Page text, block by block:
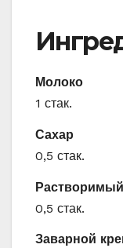
Молоко
1 стак.
Сахар
0,5 стак.
0,5 стак.
Заварной